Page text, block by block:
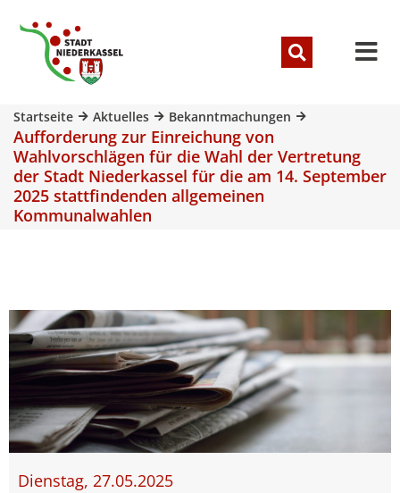
Startseite Aktuelles Bekanntmachungen
Aufforderung zur Einreichung von
Wahlvorschlägen für die Wahl der Vertretung
der Stadt Niederkassel für die am 14. September
2025 stattfindenden allgemeinen
Kommunalwahlen
Dienstag, 27.05.2025